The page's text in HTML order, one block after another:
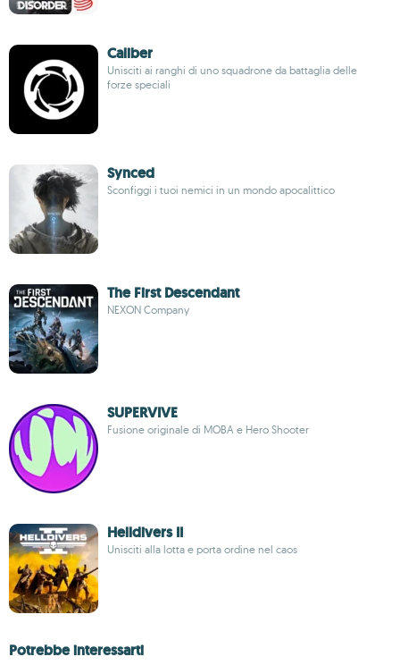
Caliber
Unisciti ai ranghi di uno squadrone da battaglia delle
forze speciali
Synced
Sconfiggi i tuoi nemici in un mondo apocalittico
The First Descendant
NEXON Company
SUPERVIVE
Fusione originale di MOBA e Hero Shooter
Helldivers II
Unisciti alla lotta e porta ordine nel caos
Potrebbe interessarti